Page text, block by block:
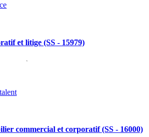
et litige (SS - 15979)
commercial et corporatif (SS - 16000)